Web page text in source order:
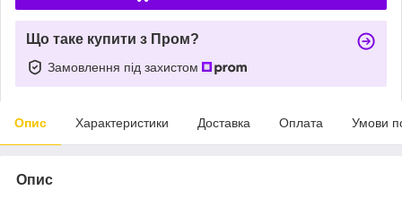
Що таке купити з Пром?
Замовлення під захистом
Опис Характеристики Доставка Оплата Умови
Опис